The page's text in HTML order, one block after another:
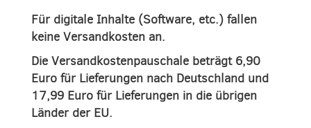
Für digitale Inhalte (Software, etc.) fallen
keine Versandkosten an.
Die Versandkostenpauschale beträgt 6,90
Euro für Lieferungen nach Deutschland und
17,99 Euro für Lieferungen in die übrigen
Länder der EU.